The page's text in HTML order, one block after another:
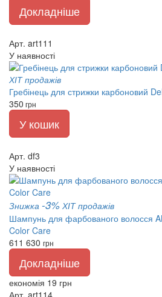
Докладніше
Арт. art111
У наявності
ХІТ продажів
Гребінець для стрижки карбоновий
350 грн
У кошик
Арт. df3
У наявності
Знижка -3% ХІТ продажів
Шампунь для фарбованого волосся
Color Care
611 630 грн
Докладніше
економія 19 грн